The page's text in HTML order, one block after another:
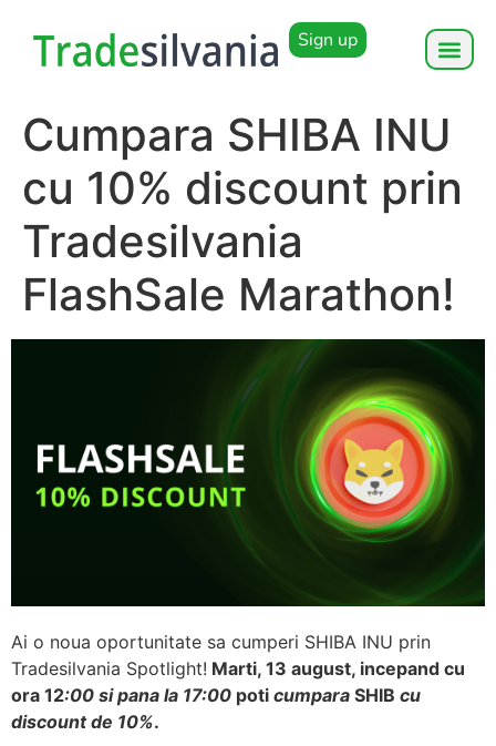
Sign up
Cumpara SHIBA INU
cu 10% discount prin
Tradesilvania
FlashSale Marathon!
Ai o noua oportunitate sa cumperi SHIBA INU prin
Tradesilvania Spotlight! Marti, 13 august, incepand cu
ora 12:00 si pana la 17:00 poti cumpara SHIB cu
discount de 10%.